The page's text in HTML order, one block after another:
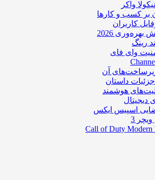
بر کسب و کارها
کاربران
2026
رینگ
وای فای
آن
هوشمند
دیجیتال
اسپیس ایکس
3